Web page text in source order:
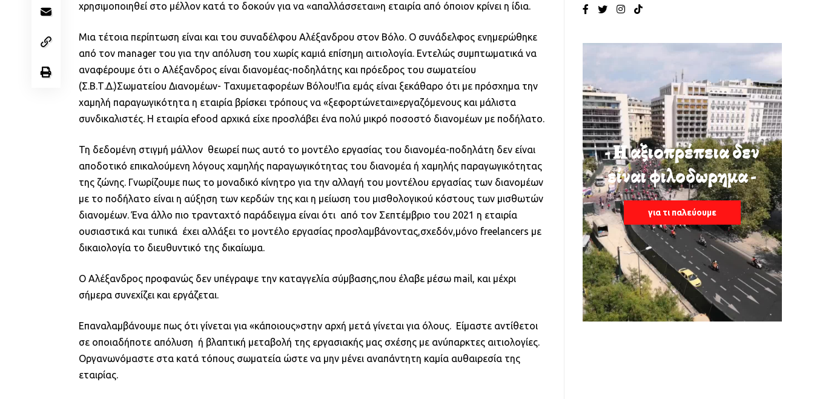
χρησιμοποιηθεί στο μέλλον κατά το δοκούν για να «απαλλάσσεται»η εταιρία από όποιον κρίνει η ίδια.
Μια τέτοια περίπτωση είναι και του συναδέλφου Αλέξανδρου στον Βόλο. Ο συνάδελφος ενημερώθηκε
από τον manager του για την απόλυση του χωρίς καμιά επίσημη αιτιολογία. Εντελώς συμπτωματικά να
αναφέρουμε ότι ο Αλέξανδρος είναι διανομέας-ποδηλάτης και πρόεδρος του σωματείου
(Σ.Β.Τ.Δ.)Σωματείου Διανομέων- Ταχυμεταφορέων Βόλου!Για εμάς είναι ξεκάθαρο ότι με πρόσχημα την
χαμηλή παραγωγικότητα η εταιρία βρίσκει τρόπους να «ξεφορτώνεται»εργαζόμενους και μάλιστα
συνδικαλιστές. Η εταιρία efood αρχικά είχε προσλάβει ένα πολύ μικρό ποσοστό διανομέων με ποδήλατο.
Τη δεδομένη στιγμή μάλλον θεωρεί πως αυτό το μοντέλο εργασίας του διανομέα-ποδηλάτη δεν είναι
αποδοτικό επικαλούμενη λόγους χαμηλής παραγωγικότητας του διανομέα ή χαμηλής παραγωγικότητας
της ζώνης. Γνωρίζουμε πως το μοναδικό κίνητρο για την αλλαγή του μοντέλου εργασίας των διανομέων
με το ποδήλατο είναι η αύξηση των κερδών της και η μείωση του μισθολογικού κόστους των μισθωτών
διανομέων. Ένα άλλο πιο τρανταχτό παράδειγμα είναι ότι από τον Σεπτέμβριο του 2021 η εταιρία
ουσιαστικά και τυπικά έχει αλλάξει το μοντέλο εργασίας προσλαμβάνοντας,σχεδόν,μόνο freelancers με
δικαιολογία το διευθυντικό της δικαίωμα.
Ο Αλέξανδρος προφανώς δεν υπέγραψε την καταγγελία σύμβασης,που έλαβε μέσω mail, και μέχρι
σήμερα συνεχίζει και εργάζεται.
Επαναλαμβάνουμε πως ότι γίνεται για «κάποιους»στην αρχή μετά γίνεται για όλους. Είμαστε αντίθετοι
σε οποιαδήποτε απόλυση ή βλαπτική μεταβολή της εργασιακής μας σχέσης με ανύπαρκτες αιτιολογίες.
Οργανωνόμαστε στα κατά τόπους σωματεία ώστε να μην μένει αναπάντητη καμία αυθαιρεσία της
εταιρίας.
- Η αξιοπρέπεια δεν
είναι φιλοδωρημα -
για τι παλεύουμε